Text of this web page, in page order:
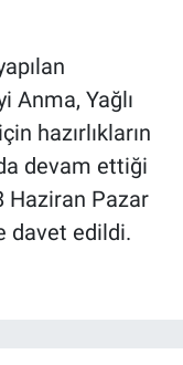
Anma, Yağlı
hazırlıkların
devam ettiği
Pazar
davet edildi.